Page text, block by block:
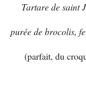
Tartare de saint
purée de brocolis,
(parfait, du